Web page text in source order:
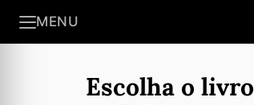
MENU
Escolha o livro